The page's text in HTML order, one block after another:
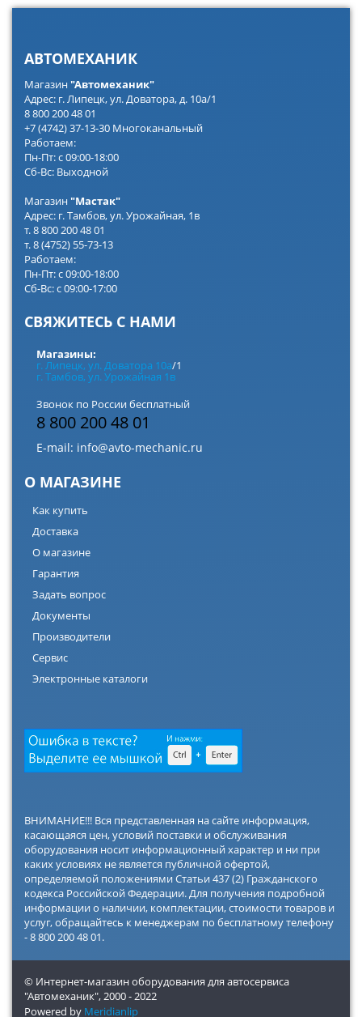
АВТОМЕХАНИК
Магазин"Автомеханик"
Адрес: г. Липецк, ул. Доватора, д. 10а/1
8 800 200 48 01
+7 (4742) 37-13-30 Многоканальный
Работаем:
Пн-Пт: с 09:00-18:00
Сб-Вс: Выходной
Магазин"Мастак"
Адрес: г. Тамбов, ул. Урожайная, 1в
т. 8 800 200 48 01
т. 8 (4752) 55-73-13
Работаем:
Пн-Пт: с 09:00-18:00
Сб-Вс: с 09:00-17:00
СВЯЖИТЕСЬ С НАМИ
Магазины:
г. Липецк, ул. Доватора 10а/1
г. Тамбов, ул. Урожайная 1в
Звонок по России бесплатный
8 800 200 48 01
E-mail: info@avto-mechanic.ru
О МАГАЗИНЕ
Как купить
Доставка
О магазине
Гарантия
Задать вопрос
Документы
Производители
Сервис
Электронные каталоги
ВНИМАНИЕ!!! Вся представленная на сайте информация,
касающаяся цен, условий поставки и обслуживания
оборудования носит информационный характер и ни при
каких условиях не является публичной офертой,
определяемой положениями Статьи 437 (2) Гражданского
кодекса Российской Федерации. Для получения подробной
информации о наличии, комплектации, стоимости товаров и
услуг, обращайтесь к менеджерам по бесплатному телефону
- 8 800 200 48 01.
© Интернет-магазин оборудования для автосервиса
"Автомеханик",2000 - 2022
Powered by Meridianlip